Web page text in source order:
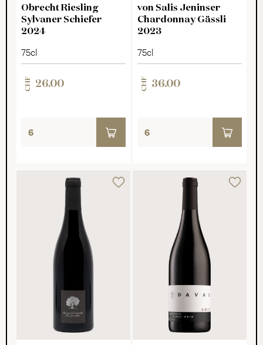
Obrecht Riesling
Sylvaner Schiefer
2024
75cl
CHF 26.00
von Salis Jeninser
Chardonnay Gässli
2023
75cl
CHF 36.00